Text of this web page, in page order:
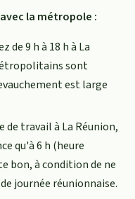
la métropole :
de 9 h à 18 h à La
sont
est large
de travail à La Réunion,
qu'à 6 h (heure
bon, à condition de ne
journée réunionnaise.